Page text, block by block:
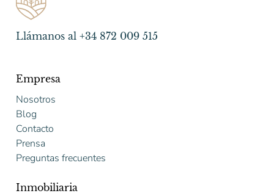
Llámanos al +34 872 009 515
Empresa
Nosotros
Blog
Contacto
Prensa
Preguntas frecuentes
Inmobiliaria